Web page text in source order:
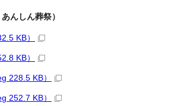
んしん葬祭）
KB）
KB）
228.5 KB）
252.7 KB）